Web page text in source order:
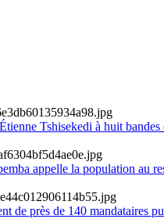
Tshisekedi à huit
appelle la population au
de près de 140 mandataires